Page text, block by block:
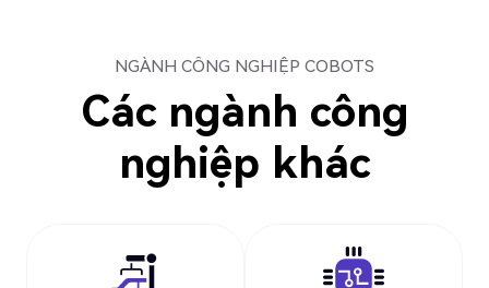
NGÀNH CÔNG NGHIỆP COBOTS
Các ngành công
nghiệp khác